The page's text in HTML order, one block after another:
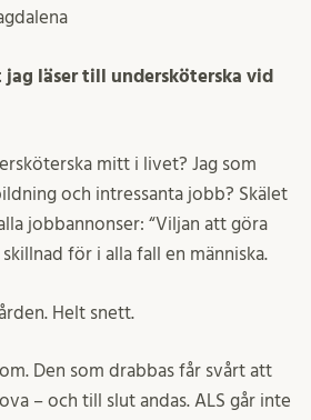
läser till undersköterska vid
mitt i livet? Jag som
och intressanta jobb? Skälet
jobbannonser: “Viljan att göra
skillnad för i alla fall en människa.
Helt snett.
Den som drabbas får svårt att
– och till slut andas. ALS går inte